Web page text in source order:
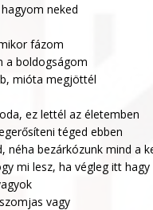
neked
fázom
a boldogságom
mióta megjöttél
ez lettél az életemben
téged ebben
néha bezárkózunk mind a
mi lesz, ha végleg itt hagy
vagy